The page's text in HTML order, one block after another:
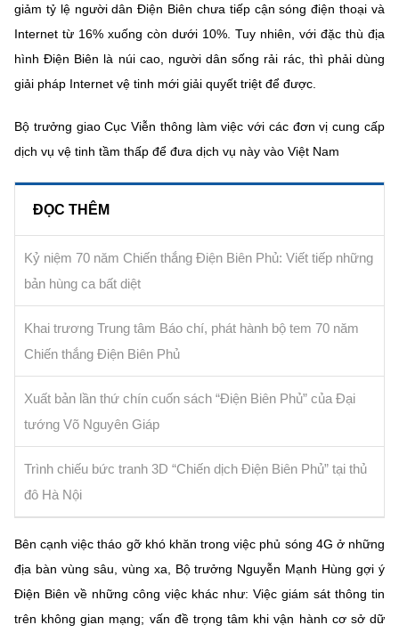
giảm tỷ lệ người dân Điện Biên chưa tiếp cận sóng điện thoại và
Internet từ 16% xuống còn dưới 10%. Tuy nhiên, với đặc thù địa
hình Điện Biên là núi cao, người dân sống rải rác, thì phải dùng
giải pháp Internet vệ tinh mới giải quyết triệt để được.
Bộ trưởng giao Cục Viễn thông làm việc với các đơn vị cung cấp
dịch vụ vệ tinh tầm thấp để đưa dịch vụ này vào Việt Nam
ĐỌC THÊM
Kỷ niệm 70 năm Chiến thắng Điện Biên Phủ: Viết tiếp những
bản hùng ca bất diệt
Khai trương Trung tâm Báo chí, phát hành bộ tem 70 năm
Chiến thắng Điện Biên Phủ
Xuất bản lần thứ chín cuốn sách “Điện Biên Phủ” của Đại
tướng Võ Nguyên Giáp
Trình chiếu bức tranh 3D “Chiến dịch Điện Biên Phủ” tại thủ
đô Hà Nội
Bên cạnh việc tháo gỡ khó khăn trong việc phủ sóng 4G ở những
địa bàn vùng sâu, vùng xa, Bộ trưởng Nguyễn Mạnh Hùng gợi ý
Điện Biên về những công việc khác như: Việc giám sát thông tin
trên không gian mạng; vấn đề trọng tâm khi vận hành cơ sở dữ